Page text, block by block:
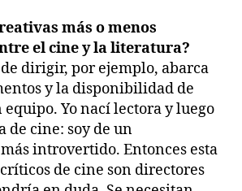
más o menos
el cine y la literatura?
dirigir, por ejemplo, abarca
y la disponibilidad de
Yo nací lectora y luego
de cine: soy de un
introvertido. Entonces esta
de cine son directores